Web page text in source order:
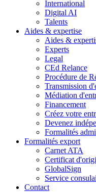
International
Digital AI
Talents
Aides & expertise
Aides &
Experts
Legal
CEd Relance
Procédure de
Transmission
Médiation
Financement
Créez votre
Devenez
Formalités
Formalités export
Carnet ATA
Certificat
GlobalSign
Service
Contact